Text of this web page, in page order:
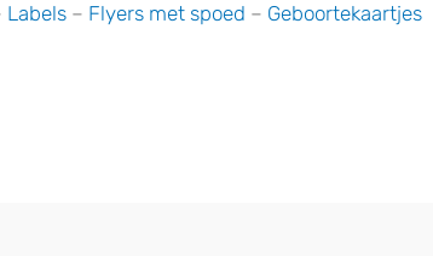
Labels – Flyers met spoed – Geboortekaartjes